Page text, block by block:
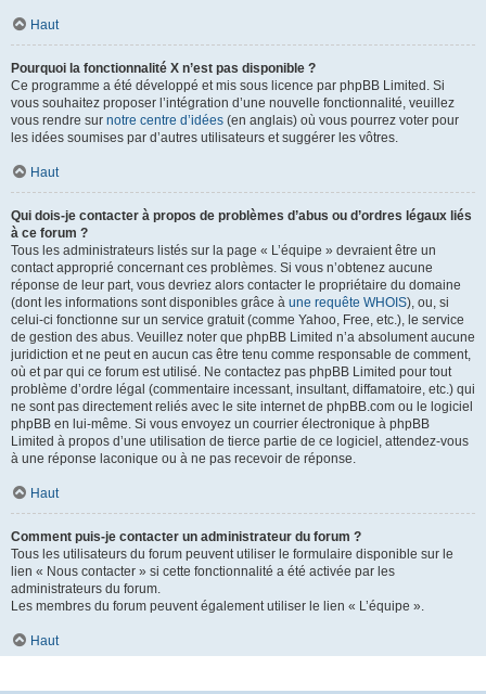
Haut
Pourquoi la fonctionnalité X n’est pas disponible ?
Ce programme a été développé et mis sous licence par phpBB Limited. Si
vous souhaitez proposer l’intégration d’une nouvelle fonctionnalité, veuillez
vous rendre sur notre centre d’idées (en anglais) où vous pourrez voter pour
les idées soumises par d’autres utilisateurs et suggérer les vôtres.
Haut
Qui dois-je contacter à propos de problèmes d’abus ou d’ordres légaux liés
à ce forum ?
Tous les administrateurs listés sur la page « L’équipe » devraient être un
contact approprié concernant ces problèmes. Si vous n’obtenez aucune
réponse de leur part, vous devriez alors contacter le propriétaire du domaine
(dont les informations sont disponibles grâce à une requête WHOIS), ou, si
celui-ci fonctionne sur un service gratuit (comme Yahoo, Free, etc.), le service
de gestion des abus. Veuillez noter que phpBB Limited n’a absolument aucune
juridiction et ne peut en aucun cas être tenu comme responsable de comment,
où et par qui ce forum est utilisé. Ne contactez pas phpBB Limited pour tout
problème d’ordre légal (commentaire incessant, insultant, diffamatoire, etc.) qui
ne sont pas directement reliés avec le site internet de phpBB.com ou le logiciel
phpBB en lui-même. Si vous envoyez un courrier électronique à phpBB
Limited à propos d’une utilisation de tierce partie de ce logiciel, attendez-vous
à une réponse laconique ou à ne pas recevoir de réponse.
Haut
Comment puis-je contacter un administrateur du forum ?
Tous les utilisateurs du forum peuvent utiliser le formulaire disponible sur le
lien « Nous contacter » si cette fonctionnalité a été activée par les
administrateurs du forum.
Les membres du forum peuvent également utiliser le lien « L’équipe ».
Haut